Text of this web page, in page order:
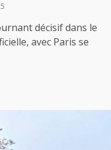
décisif dans le
avec Paris se